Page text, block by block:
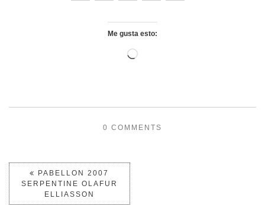
Me gusta esto:
0 COMMENTS
PABELLON 2007
SERPENTINE OLAFUR
ELLIASSON